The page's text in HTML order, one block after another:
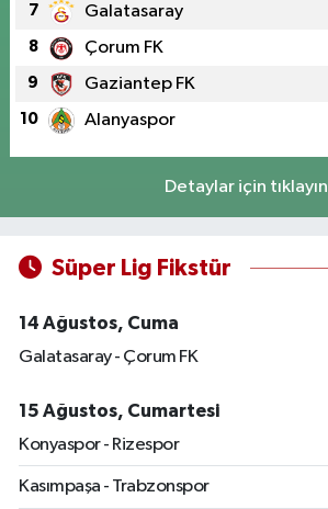
7 Galatasaray
8 Çorum FK
9 Gaziantep FK
10 Alanyaspor
Detaylar için tıklayın
Süper Lig Fikstür
14 Ağustos, Cuma
Galatasaray - Çorum FK
15 Ağustos, Cumartesi
Konyaspor - Rizespor
Kasımpaşa - Trabzonspor